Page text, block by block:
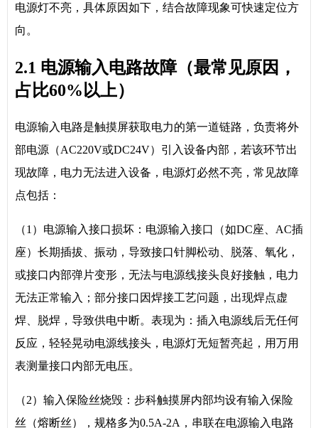
电源灯不亮，具体原因如下，结合故障现象可快速定位方
向。
2.1 电源输入电路故障（最常见原因，
占比60%以上）
电源输入电路是触摸屏获取电力的第一道链路，负责将外
部电源（AC220V或DC24V）引入设备内部，若该环节出
现故障，电力无法进入设备，电源灯必然不亮，常见故障
点包括：
（1）电源输入接口损坏：电源输入接口（如DC座、AC插
座）长期插拔、振动，导致接口针脚松动、脱落、氧化，
或接口内部弹片变形，无法与电源线接头良好接触，电力
无法正常输入；部分接口因焊接工艺问题，出现焊点虚
焊、脱焊，导致供电中断。表现为：插入电源线后无任何
反应，轻轻晃动电源线接头，电源灯无短暂亮起，用万用
表测量接口内部无电压。
（2）输入保险丝烧毁：步科触摸屏内部均设有输入保险
丝（熔断丝），规格多为0.5A-2A，串联在电源输入电路